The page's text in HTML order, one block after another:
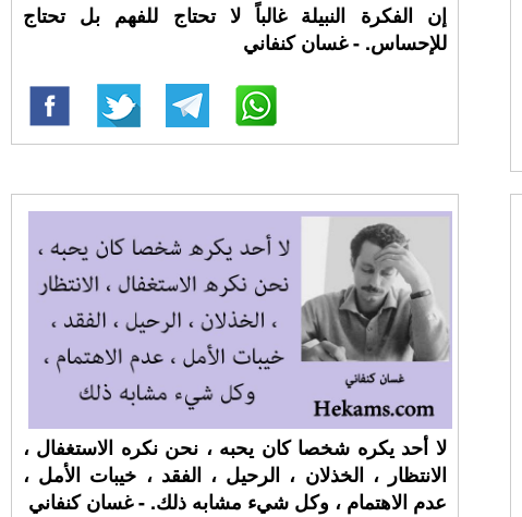
إن الفكرة النبيلة غالباً لا تحتاج للفهم بل تحتاج
للإحساس. - غسان كنفاني
لا أحد يكره شخصا كان يحبه ، نحن نكره الاستغفال ،
الانتظار ، الخذلان ، الرحيل ، الفقد ، خيبات الأمل ،
عدم الاهتمام ، وكل شيء مشابه ذلك. - غسان كنفاني